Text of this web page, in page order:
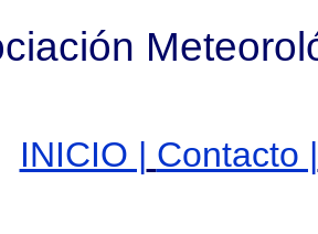
INICIO | Contacto |